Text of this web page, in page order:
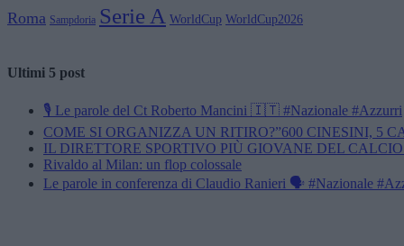
Roma Sampdoria Serie A WorldCup WorldCup2026
Ultimi 5 post
🎙️ Le parole del Ct Roberto Mancini 🇮🇹 #Nazionale #Azzurri
COME SI ORGANIZZA UN RITIRO?”600 CINESINI, 5
IL DIRETTORE SPORTIVO PIÙ GIOVANE DEL
Rivaldo al Milan: un flop colossale
Le parole in conferenza di Claudio Ranieri 🗣️ #Nazionale